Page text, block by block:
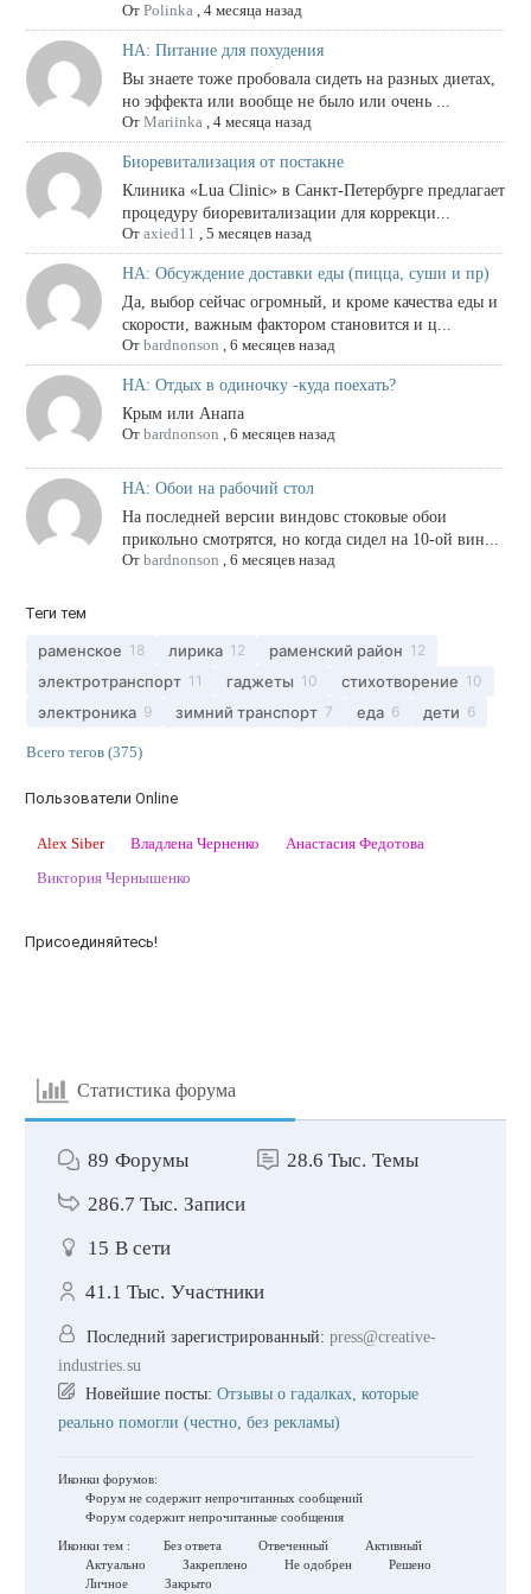
От Polinka, 4 месяца назад
НА: Питание для похудения
Вы знаете тоже пробовала сидеть на разных диетах,
но эффекта или вообще не было или очень ...
От Mariinka, 4 месяца назад
Биоревитализация от постакне
Клиника «Lua Clinic» в Санкт-Петербурге предлагает
процедуру биоревитализации для коррекци...
От axied11 , 5 месяцев назад
НА: Обсуждение доставки еды (пицца, суши и пр)
Да, выбор сейчас огромный, и кроме качества еды и
скорости, важным фактором становится и ц...
От bardnonson , 6 месяцев назад
НА: Отдых в одиночку -куда поехать?
Крым или Анапа
От bardnonson , 6 месяцев назад
НА: Обои на рабочий стол
На последней версии виндовс стоковые обои
прикольно смотрятся, но когда сидел на 10-ой вин...
От bardnonson 6 месяцев назад
Теги тем
раменское 18 лирика 12 раменский район 12
электротранспорт 11 гаджеты 10 стихотворение 10
электроника 9 зимний транспорт 7 еда 6 дети 6
Всего тегов (375)
Пользователи Online
Alex Siber Владлена Черненко
Анастасия Федотова
Виктория Чернышенко
Присоединяйтесь!
Статистика форума
89 Форумы 28.6 Тыс. Темы
286.7 Тыс. Записи
15 В сети
41.1 Тыс. Участники
Последний зарегистрированный: press@creative-
industries.su
Новейшие посты: Отзывы о гадалках, которые
реально помогли (честно, без рекламы)
Иконки форумов:
Форум не содержит непрочитанных сообщений
Форум содержит непрочитанные сообщения
Иконки тем :
Без ответа Отвеченный
Активный
Актуально
Закреплено Не одобрен
Решено
Личное
Закрыто